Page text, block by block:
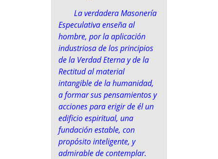
La verdadera Masonería
Especulativa enseña al
hombre, por la aplicación
industriosa de los principios
de la Verdad Eterna y de la
Rectitud al material
intangible de la humanidad,
a formar sus pensamientos y
acciones para erigir de él un
edificio espiritual, una
fundación estable, con
propósito inteligente, y
admirable de contemplar.